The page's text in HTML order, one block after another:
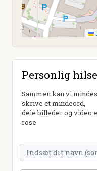
Personlig
Sammen kan vi
skrive et mindeord,
dele billeder og video
rose